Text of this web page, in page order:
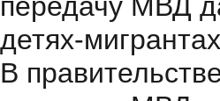
детях-
В